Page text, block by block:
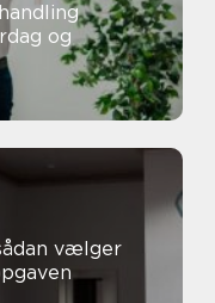
og
vælger